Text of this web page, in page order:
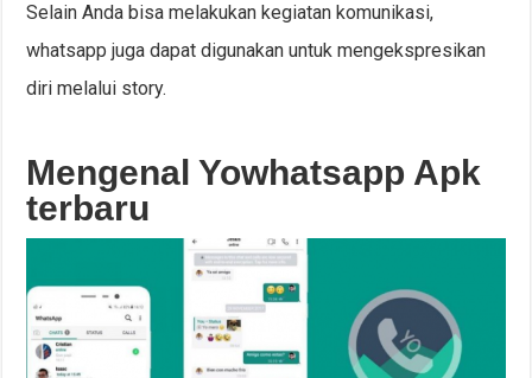
Selain Anda bisa melakukan kegiatan komunikasi,
whatsapp juga dapat digunakan untuk mengekspresikan
diri melalui story.
Mengenal Yowhatsapp Apk
terbaru